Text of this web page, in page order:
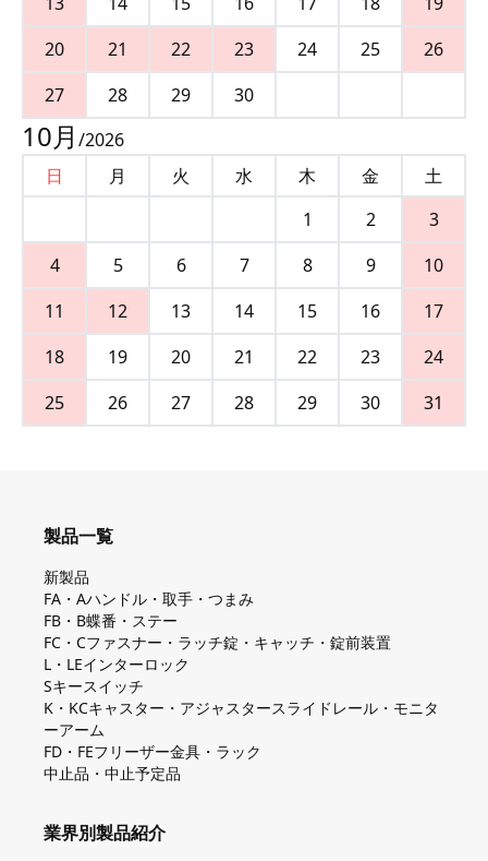
20
21 22 23 24 25
26
27
28 29 30
10月 /2026
日
月 火 水 木 金
土
1
2
3
4
5 6 7 8 9
10
11
12 13 14 15 16
17
18
19 20 21 22 23
24
25
26 27 28 29 30 31
製品一覧
新製品
FA・Aハンドル・取手・つまみ
FB・B蝶番・ステー
FC・Cファスナー・ラッチ錠・キャッチ・錠前装置
L・LEインターロック
Sキースイッチ
K・KCキャスター・アジャスタースライドレール・モニタ
ーアーム
FD・FEフリーザー金具・ラック
中止品・中止予定品
業界別製品紹介